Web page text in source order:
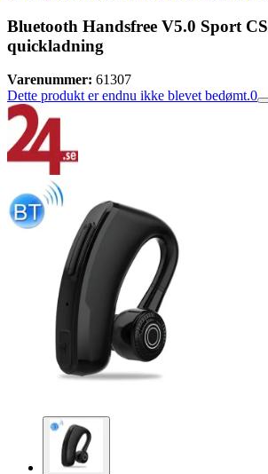
Bluetooth Handsfree V5.0 Sport
quickladning
Varenummer: 61307
Dette produkt er endnu ikke blevet bedømt.0